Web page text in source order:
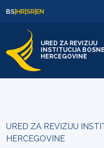
BS|HR|SR|EN
URED ZA REVIZIJU
INSTITUCIJA BOSNE
HERCEGOVINE
URED ZA REVIZIJU
HERCEGOVINE